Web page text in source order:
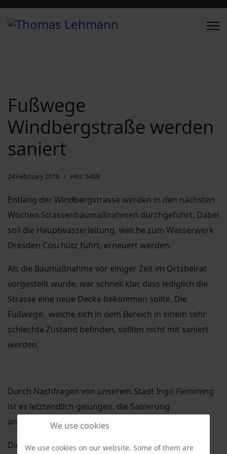
Fußwege
Windbergstraße werden
saniert
24 February 2016 Hits: 5409
Entlang der Windbergstrasse werden in den nächsten
Wochen Strassenbaumaßnahmen durchgeführt. Dabei
soll die Hauptwasserleitung, welche zum Wasserwerk
Dresden Coschütz führt, erneuert werden.
Als die Baumaßnahme vor einiger Zeit im Ortsbeirat
vorgestellt wurde, war schnell klar, dass lediglich die
Strasse eine neue Decke bekommen sollte. Die
Fußwege, welche sich in dem Bereich in einem sehr
schlechte Zustand befinden, sollten nicht mit saniert
werden.
Durch Nachfragen von unserem Stadt Ingo Flemming
ist es letztendlich gelungen, die Sanierung
anzuschieben.
Die SZ hat im Februar darüber
We use cookies
We use cookies on our website. Some of them are